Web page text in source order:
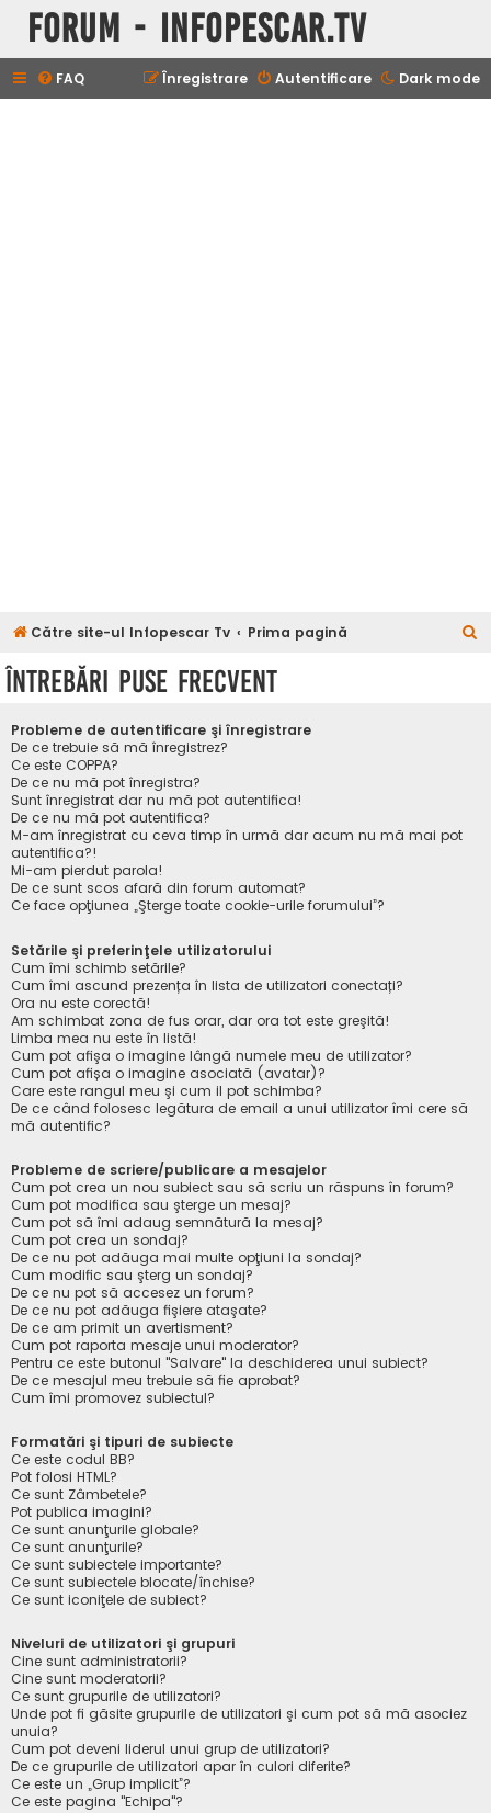
Forum - InfoPescar.Tv
Dark mode
FAQ Autentificare
Înregistrare
Către site-ul Infopescar Tv Prima pagină
Întrebări puse frecvent
Probleme de autentificare şi înregistrare
De ce trebuie să mă înregistrez?
Ce este COPPA?
De ce nu mă pot înregistra?
Sunt înregistrat dar nu mă pot autentifica!
De ce nu mă pot autentifica?
M-am înregistrat cu ceva timp în urmă dar acum nu mă mai pot
autentifica?!
Mi-am pierdut parola!
De ce sunt scos afară din forum automat?
Ce face opţiunea „Şterge toate cookie-urile forumului”?
Setările şi preferinţele utilizatorului
Cum îmi schimb setările?
Cum îmi ascund prezența în lista de utilizatori conectați?
Ora nu este corectă!
Am schimbat zona de fus orar, dar ora tot este greşită!
Limba mea nu este în listă!
Cum pot afişa o imagine lângă numele meu de utilizator?
Cum pot afișa o imagine asociată (avatar)?
Care este rangul meu şi cum il pot schimba?
De ce când folosesc legătura de email a unui utilizator îmi cere să
mă autentific?
Probleme de scriere/publicare a mesajelor
Cum pot crea un nou subiect sau să scriu un răspuns în forum?
Cum pot modifica sau şterge un mesaj?
Cum pot să îmi adaug semnătură la mesaj?
Cum pot crea un sondaj?
De ce nu pot adăuga mai multe opţiuni la sondaj?
Cum modific sau şterg un sondaj?
De ce nu pot să accesez un forum?
De ce nu pot adăuga fişiere ataşate?
De ce am primit un avertisment?
Cum pot raporta mesaje unui moderator?
Pentru ce este butonul "Salvare" la deschiderea unui subiect?
De ce mesajul meu trebuie să fie aprobat?
Cum îmi promovez subiectul?
Formatări şi tipuri de subiecte
Ce este codul BB?
Pot folosi HTML?
Ce sunt Zâmbetele?
Pot publica imagini?
Ce sunt anunţurile globale?
Ce sunt anunţurile?
Ce sunt subiectele importante?
Ce sunt subiectele blocate/închise?
Ce sunt iconiţele de subiect?
Niveluri de utilizatori şi grupuri
Cine sunt administratorii?
Cine sunt moderatorii?
Ce sunt grupurile de utilizatori?
Unde pot fi găsite grupurile de utilizatori şi cum pot să mă asociez
unuia?
Cum pot deveni liderul unui grup de utilizatori?
De ce grupurile de utilizatori apar în culori diferite?
Ce este un „Grup implicit”?
Ce este pagina "Echipa"?